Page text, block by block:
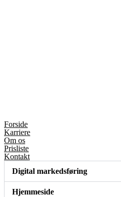
Forside
Karriere
Om os
Prisliste
Kontakt
Digital markedsføring
Hjemmeside